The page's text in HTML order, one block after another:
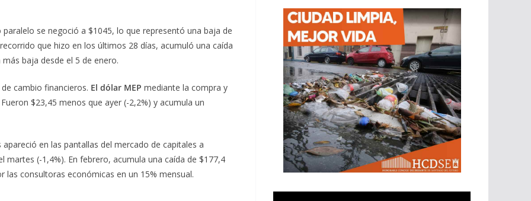
se negoció a $1045, lo que representó una baja de
que hizo en los últimos 28 días, acumuló una caída
baja desde el 5 de enero.
cambio financieros. El dólar MEP mediante la compra y
$23,45 menos que ayer (-2,2%) y acumula un
en las pantallas del mercado de capitales a
(-1,4%). En febrero, acumula una caída de $177,4
las consultoras económicas en un 15% mensual.